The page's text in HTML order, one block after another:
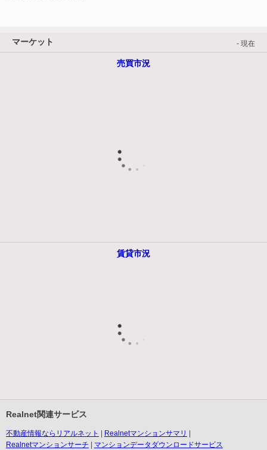
マーケット - 現在
売買市況
賃貸市況
Realnet関連サービス
不動産情報ならリアルネット
Realnetマンションサマリ
Realnetマンションサーチ
マンションデータダウンロードサービス